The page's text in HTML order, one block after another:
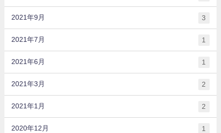
2021年9月 3
2021年7月 1
2021年6月 1
2021年3月 2
2021年1月 2
2020年12月 1